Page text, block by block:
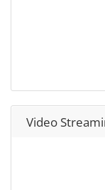
Video